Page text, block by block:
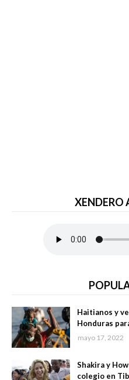
Haitianos y
Honduras
mayo 17, 2022
Shakira y
colegio en